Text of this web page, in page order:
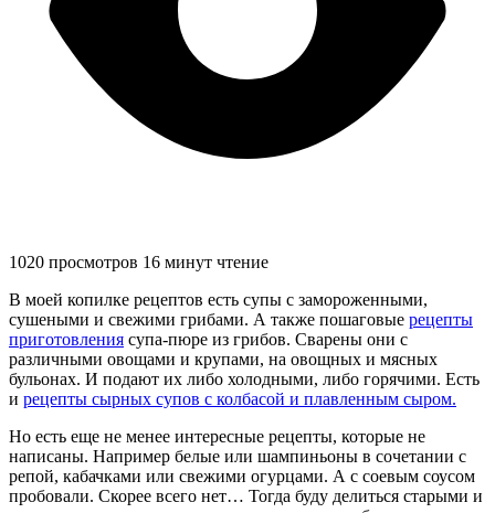
1020 просмотров 16 минут чтение
В моей копилке рецептов есть супы с замороженными,
сушеными и свежими грибами. А также пошаговые рецепты
приготовления супа-пюре из грибов. Сварены они с
различными овощами и крупами, на овощных и мясных
бульонах. И подают их либо холодными, либо горячими. Есть
и рецепты сырных супов с колбасой и плавленным сыром.
Но есть еще не менее интересные рецепты, которые не
написаны. Например белые или шампиньоны в сочетании с
репой, кабачками или свежими огурцами. А с соевым соусом
пробовали. Скорее всего нет… Тогда буду делиться старыми и